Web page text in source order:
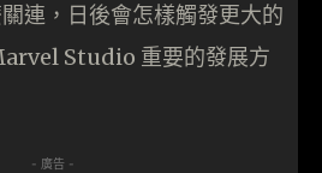
連，日後會怎樣觸發更大的
Studio 重要的發展方
- 廣告 -